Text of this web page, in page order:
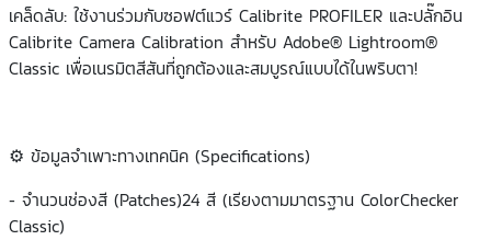
เคล็ดลับ: ใช้งานร่วมกับซอฟต์แวร์ Calibrite PROFILER และปลั๊กอิน
Calibrite Camera Calibration สำหรับ Adobe® Lightroom®
Classic เพื่อเนรมิตสีสันที่ถูกต้องและสมบูรณ์แบบได้ในพริบตา!
⚙️ ข้อมูลจำเพาะทางเทคนิค (Specifications)
- จำนวนช่องสี (Patches)24 สี (เรียงตามมาตรฐาน ColorChecker
Classic)